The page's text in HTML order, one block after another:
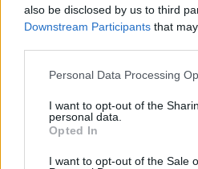
also be disclosed by us to third
Downstream Participants that
Personal Data Processing
I want to opt-out of the
personal data.
Opted In
I want to opt-out of the Sale